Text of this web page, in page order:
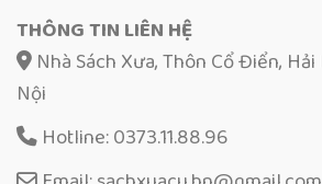
THÔNG TIN LIÊN HỆ
Nhà Sách Xưa, Thôn Cổ Điển,
Nội
Hotline: 0373.11.88.96